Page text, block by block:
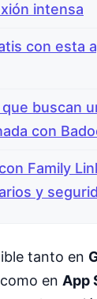
intensa
con esta
buscan
con
Family
y
tanto en
en App